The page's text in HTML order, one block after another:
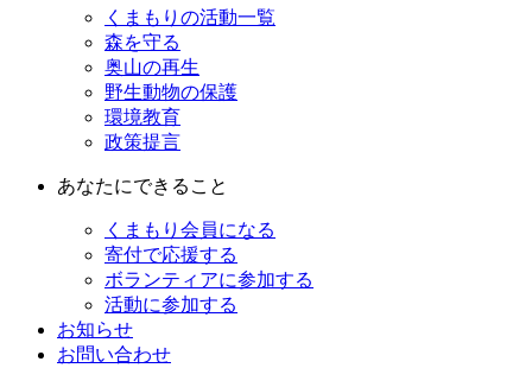
くまもりの活動一覧
森を守る
奥山の再生
野生動物の保護
環境教育
政策提言
あなたにできること
くまもり会員になる
寄付で応援する
ボランティアに参加する
活動に参加する
お知らせ
お問い合わせ